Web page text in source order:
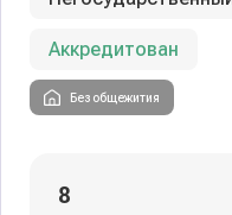
Аккредитован
Без общежития
8